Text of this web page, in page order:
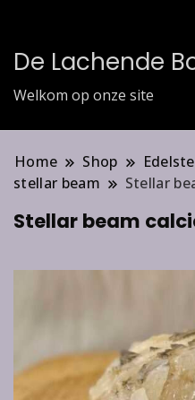
De Lachende
Welkom op onze site
Home Shop
stellar beam
Stellar
Stellar beam